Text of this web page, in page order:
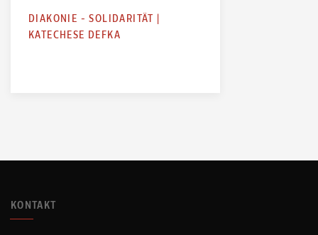
DIAKONIE - SOLIDARITÄT |
KATECHESE DEFKA
KONTAKT